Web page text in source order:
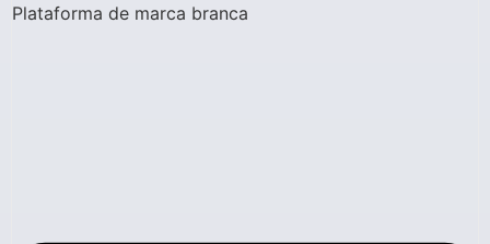
Plataforma de marca branca